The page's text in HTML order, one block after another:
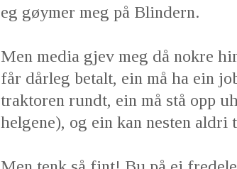
eg gøymer meg på Blindern.
Men media gjev meg då nokre
får dårleg betalt, ein må ha ein
traktoren rundt, ein må stå opp
helgene), og ein kan nesten